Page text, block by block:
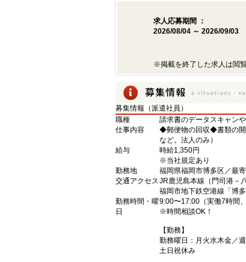
求人応募期間 ：
2026/08/04 ～ 2026/09/03
※掲載を終了した求人は閲
募集情報（派遣社員）
職種
請求書のデータスキャン
仕事内容
◆郵便物の回収◆書類の開
など。法人のみ）
給与
時給1,350円
※当社規定あり
勤務地
福岡県福岡市博多区／最
交通アクセスJR鹿児島本線（門司港－
福岡市地下鉄空港線「博
勤務時間・曜
日
9:00〜17:00（実働7時間
※時間相談OK！
【勤務】
勤務曜日：月火水木金／週
土日祝休み